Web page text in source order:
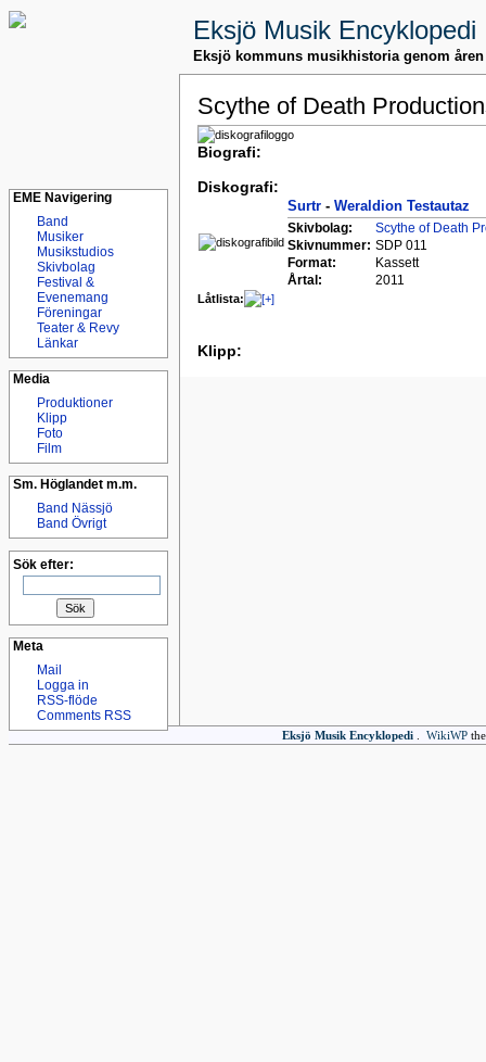
Eksjö Musik Encyklopedi
Eksjö kommuns musikhistoria genom åren
EME Navigering
Band
Musiker
Musikstudios
Skivbolag
Festival &
Evenemang
Föreningar
Teater & Revy
Länkar
Media
Produktioner
Klipp
Foto
Film
Sm. Höglandet m.m.
Band Nässjö
Band Övrigt
Sök efter:
Meta
Mail
Logga in
RSS-flöde
Comments RSS
Scythe of Death
Biografi:
Diskografi:
Surtr - Weraldion Testautaz
Skivbolag:
Scythe of Death
Skivnummer: SDP 011
Format:
Kassett
Årtal:
2011
Låtlista:
Klipp:
Eksjö Musik Encyklopedi. WikiWP